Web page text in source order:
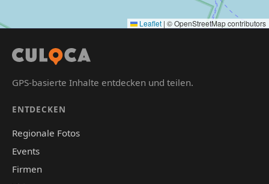
Leaflet | © OpenStreetMap contributors
GPS-basierte Inhalte entdecken und teilen.
ENTDECKEN
Regionale Fotos
Events
Firmen